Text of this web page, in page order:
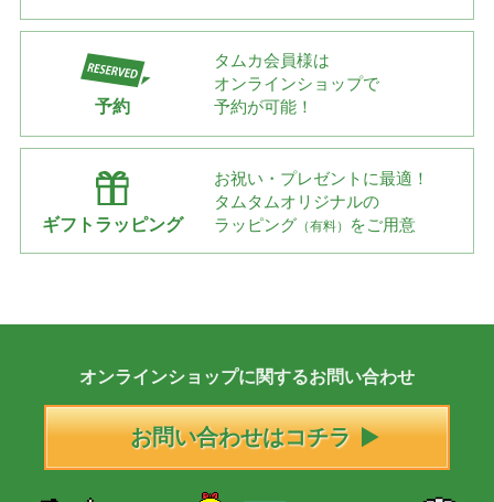
予約
タムカ会員様は
オンラインショップで
予約が可能！
ギフトラッピング
お祝い・プレゼントに最適！
タムタムオリジナルの
ラッピング （有料） をご用意
オンラインショップに関するお問い合わせ
お問い合わせはコチラ